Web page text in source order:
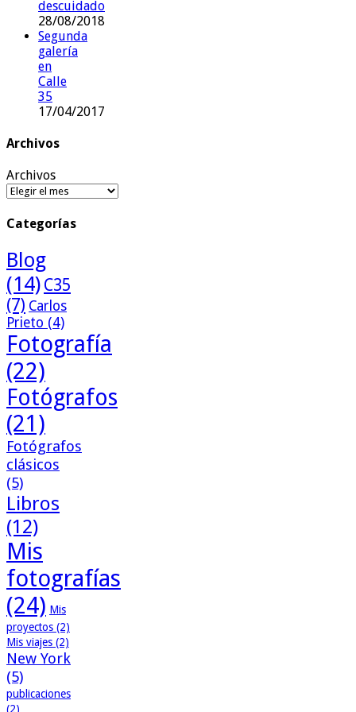
descuidado
28/08/2018
Segunda
galería
en
Calle
35
17/04/2017
Archivos
Archivos
Categorías
Blog
(14) C35
(7) Carlos
Prieto (4)
Fotografía
(22)
Fotógrafos
(21)
Fotógrafos
clásicos
(5)
Libros
(12)
Mis
fotografías
(24) Mis
proyectos (2)
Mis viajes (2)
New York
(5)
publicaciones
(2)